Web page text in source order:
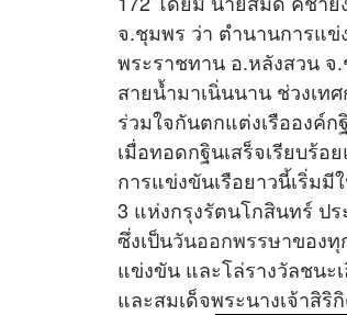
จ.ชุมพร ว่า ตำนานการแข่
พระราชทาน อ.หลังสวน
สายน้ำมาเนิ่นนาน ช่วงเ
ร่วมใจกันตกแต่งเรือองค์
เมื่อทอดกฐินเสร็จเรียบร้อ
การแข่งขันเรือยาวนี้เริ่ม
3 แห่งกรุงรัตนโกสินทร์ ป
ซึ่งเป็นวันออกพรรษาของทุ
แข่งขัน และโล่รางวัลชนะ
และสมเด็จพระนางเจ้าสิ